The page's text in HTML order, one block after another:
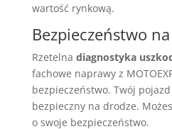
wartość rynkową.
Bezpieczeństwo
Rzetelna diagnostyka
fachowe naprawy z
bezpieczeństwo. Twój
bezpieczny na drodze.
o swoje bezpieczeństwo.